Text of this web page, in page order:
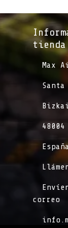
tienda​
​Max
​España
correo